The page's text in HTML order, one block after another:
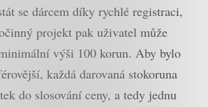
se dárcem díky rychlé registraci,
projekt pak uživatel může
výši 100 korun. Aby bylo
každá darovaná stokoruna
do slosování ceny, a tedy jednu